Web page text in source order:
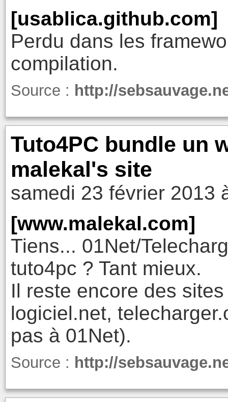
[usablica.github.com]
Perdu dans les
compilation.
Source : http://
Tuto4PC bundle un
malekal's site
samedi 23 février 2013
[www.malekal.com]
Tiens... 01Net/
tuto4pc ? Tant mieux.
Il reste encore des
logiciel.net,
pas à 01Net).
Source : http://